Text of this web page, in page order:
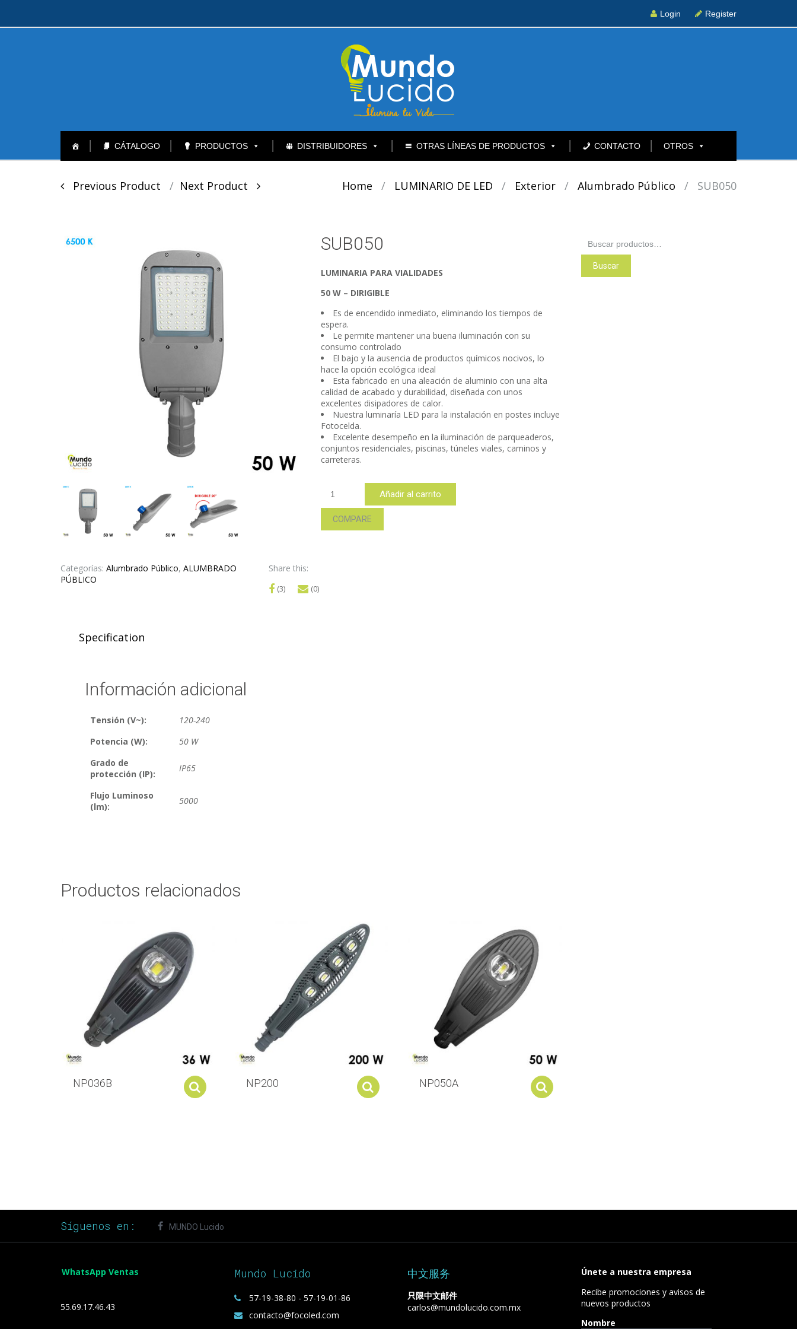
Login Register
CÁTALOGO PRODUCTOS DISTRIBUIDORES OTRAS LÍNEAS DE PRODUCTOS CONTACTO OTROS
Post
Previous Product Next Product Home / LUMINARIO DE LED / Exterior / Alumbrado Público / SUB050
SUB050
LUMINARIA PARA VIALIDADES
50 W – DIRIGIBLE
Es de encendido inmediato, eliminando los tiempos de
espera.
Le permite mantener una buena iluminación con su
consumo controlado
El bajo y la ausencia de productos químicos nocivos, lo
hace la opción ecológica ideal
Esta fabricado en una aleación de aluminio con una alta
calidad de acabado y durabilidad, diseñada con unos
excelentes disipadores de calor.
Nuestra luminaría LED para la instalación en postes incluye
Fotocelda.
Excelente desempeño en la iluminación de parqueaderos,
conjuntos residenciales, piscinas, túneles viales, caminos y
carreteras.
cantidad
Añadir al carrito
COMPARE
Categorías: Alumbrado Público, ALUMBRADO
PÚBLICO
Share this:
(3) (0)
Specification
Información adicional
Tensión (V~):
120-240
Potencia (W):
50 W
Grado de
protección (IP):
IP65
Flujo Luminoso
(lm):
5000
Productos relacionados
NP036B Add to cartNP200 Add to cartNP050A
por:
Buscar
Síguenos en: MUNDO Lucido
WhatsApp Ventas
55.69.17.46.43
Mundo Lucido
57-19-38-80 - 57-19-01-86
contacto@focoled.com
中文服务
只限中文邮件
carlos@mundolucido.com.mx
Únete a nuestra empresa
Recibe promociones y avisos de
nuevos productos
Nombre